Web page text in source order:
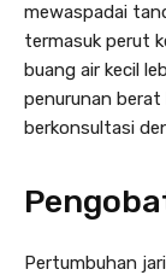
mewaspadai
termasuk perut
buang air kecil
penurunan
berkonsultasi
Pertumbuhan